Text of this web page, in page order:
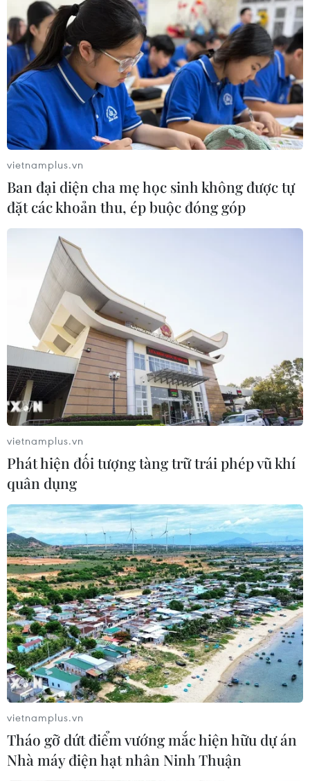
vietnamplus.vn
Ban đại diện cha mẹ học sinh không được tự
đặt các khoản thu, ép buộc đóng góp
vietnamplus.vn
Phát hiện đối tượng tàng trữ trái phép vũ khí
quân dụng
vietnamplus.vn
Tháo gỡ dứt điểm vướng mắc hiện hữu dự án
Nhà máy điện hạt nhân Ninh Thuận